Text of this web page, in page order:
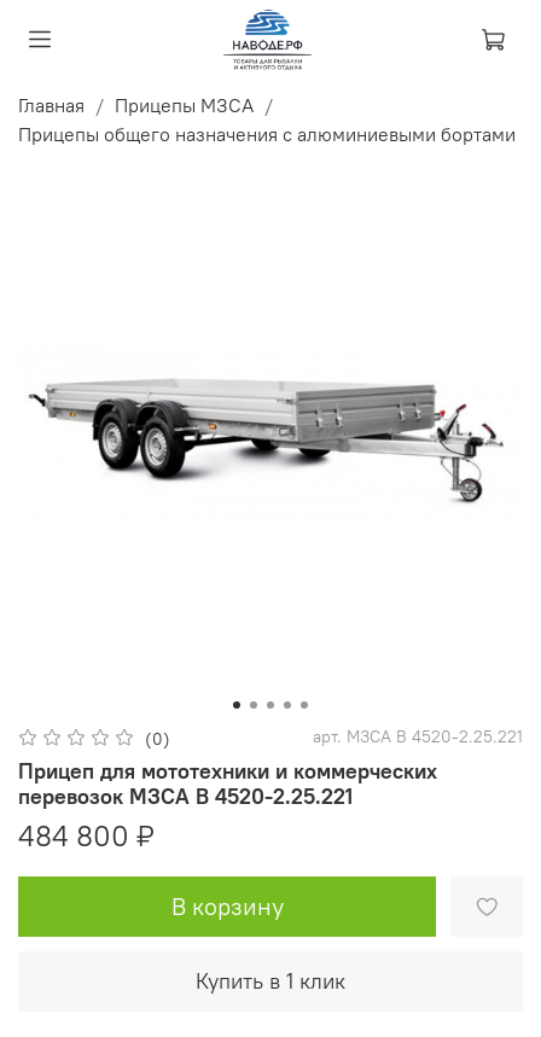
Главная
Прицепы МЗСА
Прицепы общего назначения с алюминиевыми бортами
(0) арт. МЗСА B 4520-2.25.221
Прицеп для мототехники и коммерческих
перевозок МЗСА B 4520-2.25.221
484 800 ₽
В корзину
Купить в 1 клик